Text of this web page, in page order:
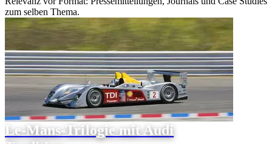
zum selben Thema.
Le-Mans-Trilogie mit Audi